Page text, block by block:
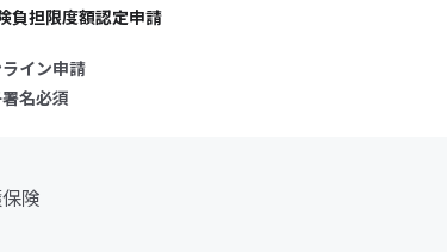
負担限度額認定申請
イン申請
名必須
険